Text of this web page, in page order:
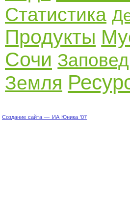
Статистика
Продукты
Сочи
Земля
Создание сайта — ИА Юника '07